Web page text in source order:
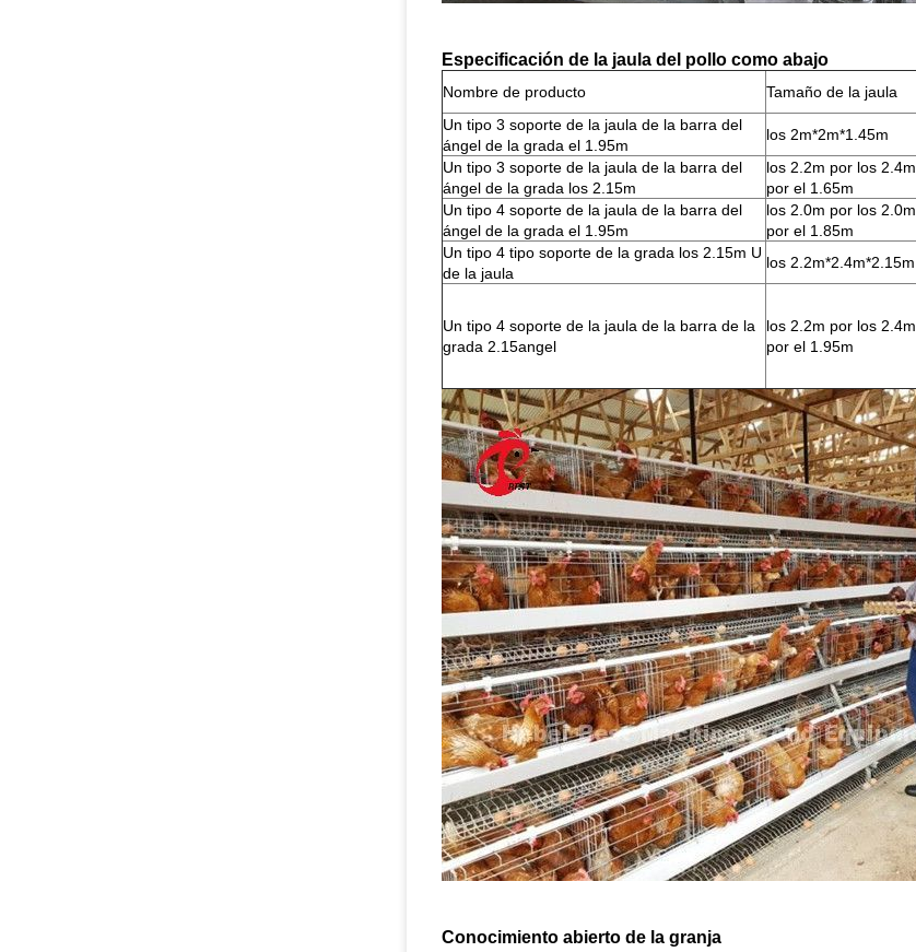
Especificación de la jaula del pollo como abajo
Nombre de producto Tamaño de la jaula
Un tipo 3 soporte de la jaula de la barra del
ángel de la grada el 1.95m
los 2m*2m*1.45m
Un tipo 3 soporte de la jaula de la barra del
ángel de la grada los 2.15m
los 2.2m por los 2.4m
por el 1.65m
Un tipo 4 soporte de la jaula de la barra del
ángel de la grada el 1.95m
los 2.0m por los 2.0m
por el 1.85m
Un tipo 4 tipo soporte de la grada los 2.15m U
de la jaula
los 2.2m*2.4m*2.15m
Un tipo 4 soporte de la jaula de la barra de la
grada 2.15angel
los 2.2m por los 2.4m
por el 1.95m
Conocimiento abierto de la granja